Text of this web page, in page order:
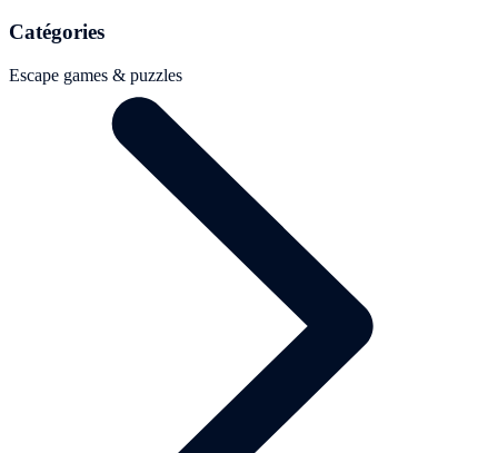
Catégories
Escape games & puzzles